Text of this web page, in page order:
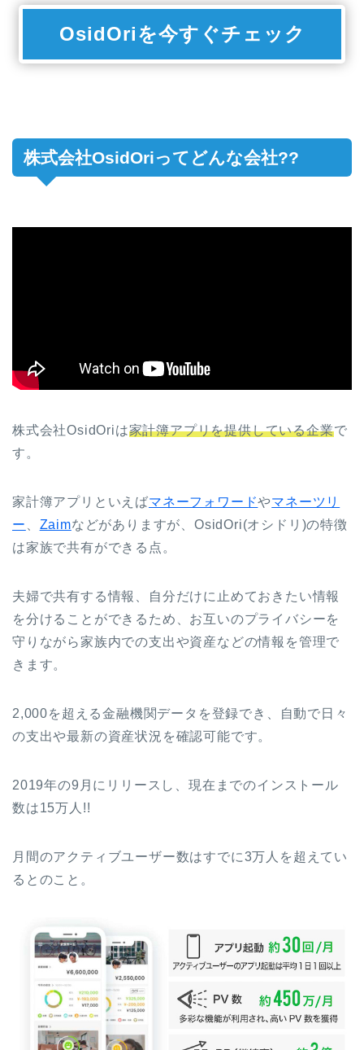
OsidOriを今すぐチェック
株式会社OsidOriってどんな会社??
株式会社OsidOriは家計簿アプリを提供している企業で
す。
家計簿アプリといえばマネーフォワードやマネーツリ
ー 、 Zaimなどがありますが、OsidOri(オシドリ)の特徴
は家族で共有ができる点。
夫婦で共有する情報、自分だけに止めておきたい情報
を分けることができるため、お互いのプライバシーを
守りながら家族内での支出や資産などの情報を管理で
きます。
2,000を超える金融機関データを登録でき、自動で日々
の支出や最新の資産状況を確認可能です。
2019年の9月にリリースし、現在までのインストール
数は15万人!!
月間のアクティブユーザー数はすでに3万人を超えてい
るとのこと。